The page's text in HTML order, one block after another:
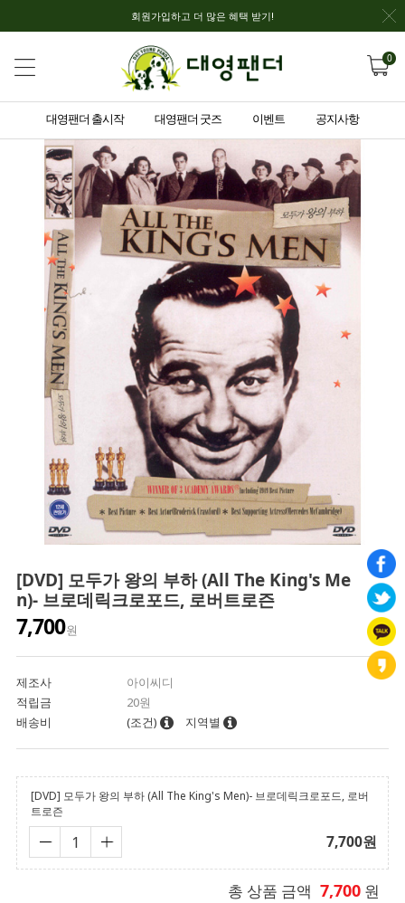
회원가입하고 더 많은 혜택 받기!
0
대영팬더 출시작 대영팬더 굿즈 이벤트 공지사항
[DVD] 모두가 왕의 부하 (All The King's Me
n)- 브로데릭크로포드, 로버트로즌
7,700원
제조사
아이씨디
적립금
20원
배송비
(조건) 지역별
[DVD] 모두가 왕의 부하 (All The King's Men)- 브로데릭크로포드, 로버
트로즌
7,700원
총 상품 금액 7,700 원